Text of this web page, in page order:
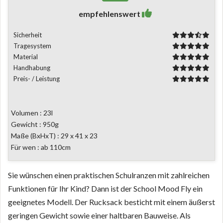
empfehlenswert
Sicherheit
Tragesystem
Material
Handhabung
Preis- / Leistung
Volumen : 23l
Gewicht : 950g
Maße (BxHxT) : 29 x 41 x 23
Für wen : ab 110cm
Sie wünschen einen praktischen Schulranzen mit zahlreichen
Funktionen für Ihr Kind? Dann ist der School Mood Fly ein
geeignetes Modell. Der Rucksack besticht mit einem äußerst
geringen Gewicht sowie einer haltbaren Bauweise. Als